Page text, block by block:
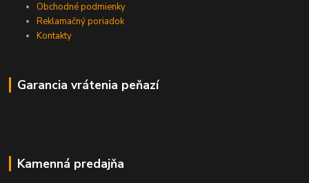
Obchodné podmienky
Reklamačný poriadok
Kontakty
Garancia vrátenia peňazí
Kamenná predajňa